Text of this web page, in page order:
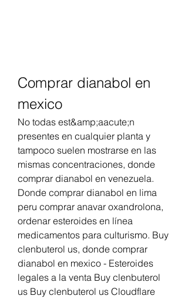
Comprar dianabol en
mexico
No todas est&amp;aacute;n
presentes en cualquier planta y
tampoco suelen mostrarse en las
mismas concentraciones, donde
comprar dianabol en venezuela.
Donde comprar dianabol en lima
peru comprar anavar oxandrolona,
ordenar esteroides en línea
medicamentos para culturismo. Buy
clenbuterol us, donde comprar
dianabol en mexico - Esteroides
legales a la venta Buy clenbuterol
us Buy clenbuterol us Cloudflare